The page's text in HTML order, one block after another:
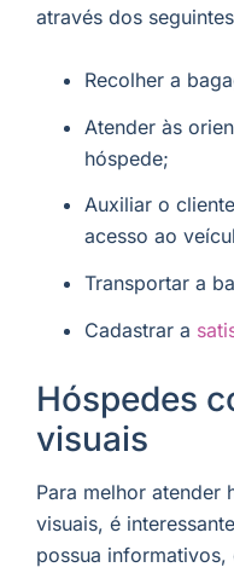
através dos
Recolher a
Atender às
hóspede;
Auxiliar o
acesso ao
Transportar a
Cadastrar a
Hóspedes
visuais
Para melhor atender
visuais, é
possua